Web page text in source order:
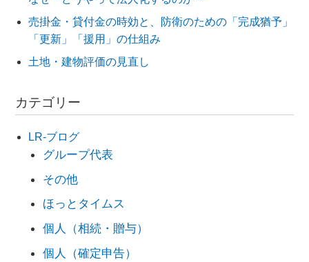
売掛金・貸付金の時効と、防衛のための「完成猶予」
「更新」「援用」の仕組み
土地・建物評価の見直し
カテゴリー
LR-ブログ
グループ代表
その他
ほっとタイムス
個人（相続・贈与）
個人（確定申告）